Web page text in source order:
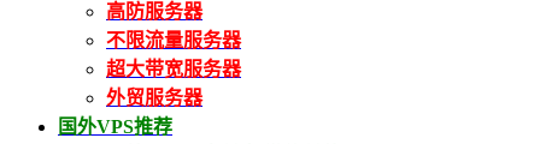
高防服务器
不限流量服务器
超大带宽服务器
外贸服务器
国外VPS推荐